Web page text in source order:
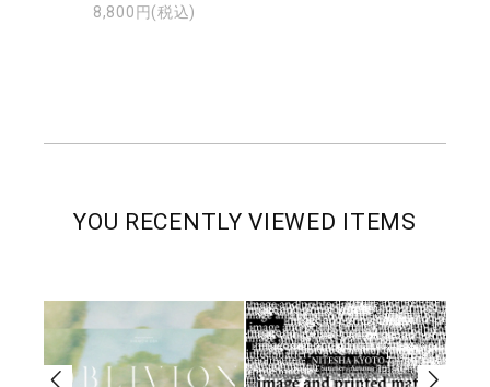
8,800円(税込)
YOU RECENTLY VIEWED ITEMS